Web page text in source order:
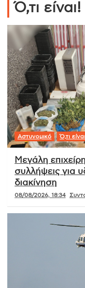
Ό,τι είναι!
Αστυνομικό Ό,τι
Μεγάλη
συλλήψεις για
διακίνηση
08/08/2026, 18:34